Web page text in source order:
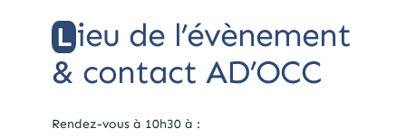
Lieu de l’évènement
& contact AD’OCC
Rendez-vous à 10h30 à :